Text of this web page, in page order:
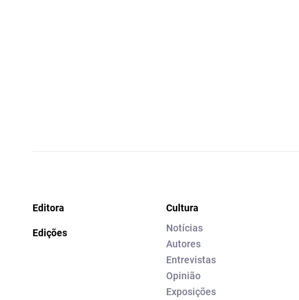
Editora
Edições
Cultura
Notícias
Autores
Entrevistas
Opinião
Exposições